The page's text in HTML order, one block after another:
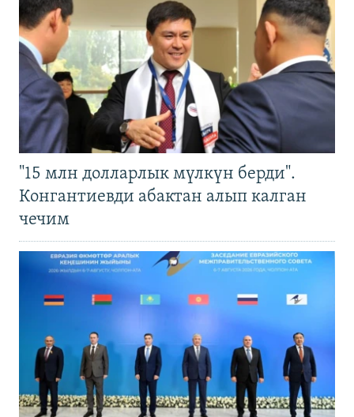
"15 млн долларлык мүлкүн берди".
Конгантиевди абактан алып калган
чечим